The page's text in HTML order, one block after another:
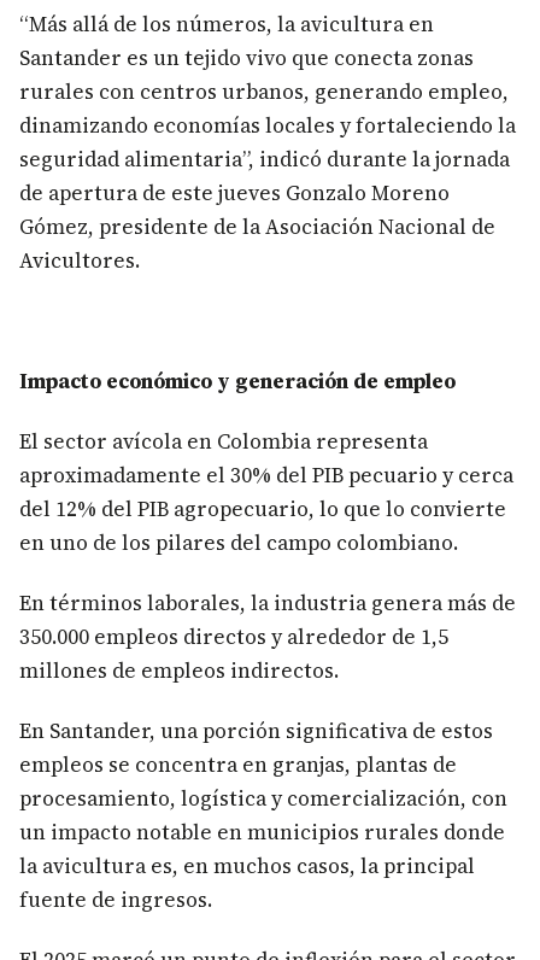
“Más allá de los números, la avicultura en
Santander es un tejido vivo que conecta zonas
rurales con centros urbanos, generando empleo,
dinamizando economías locales y fortaleciendo la
seguridad alimentaria”, indicó durante la jornada
de apertura de este jueves Gonzalo Moreno
Gómez, presidente de la Asociación Nacional de
Avicultores.
Impacto económico y generación de empleo
El sector avícola en Colombia representa
aproximadamente el 30% del PIB pecuario y cerca
del 12% del PIB agropecuario, lo que lo convierte
en uno de los pilares del campo colombiano.
En términos laborales, la industria genera más de
350.000 empleos directos y alrededor de 1,5
millones de empleos indirectos.
En Santander, una porción significativa de estos
empleos se concentra en granjas, plantas de
procesamiento, logística y comercialización, con
un impacto notable en municipios rurales donde
la avicultura es, en muchos casos, la principal
fuente de ingresos.